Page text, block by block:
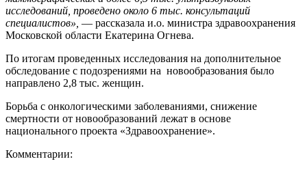
исследований, проведено около 6 тыс. консультаций
специалистов», — рассказала и.о. министра здравоохранения
Московской области Екатерина Огнева.
По итогам проведенных исследования на дополнительное
обследование с подозрениями на новообразования было
направлено 2,8 тыс. женщин.
Борьба с онкологическими заболеваниями, снижение
смертности от новообразований лежат в основе
национального проекта «Здравоохранение».
Комментарии: